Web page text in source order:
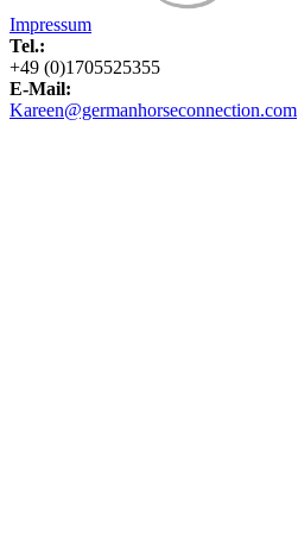
Impressum
Tel.:
+49 (0)1705525355
E-Mail:
Kareen@germanhorseconnection.com